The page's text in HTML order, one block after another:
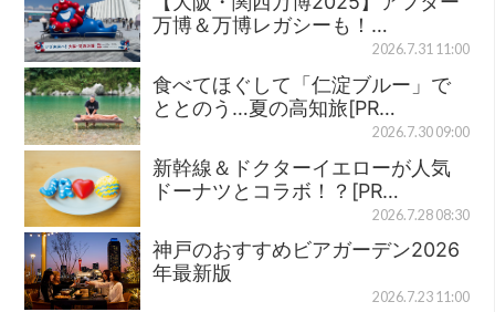
万博＆万博レガシーも！…
2026.7.31 11:00
食べてほぐして「仁淀ブルー」で
ととのう…夏の高知旅[PR…
2026.7.30 09:00
新幹線＆ドクターイエローが人気
ドーナツとコラボ！？[PR…
2026.7.28 08:30
神戸のおすすめビアガーデン2026
年最新版
2026.7.23 11:00